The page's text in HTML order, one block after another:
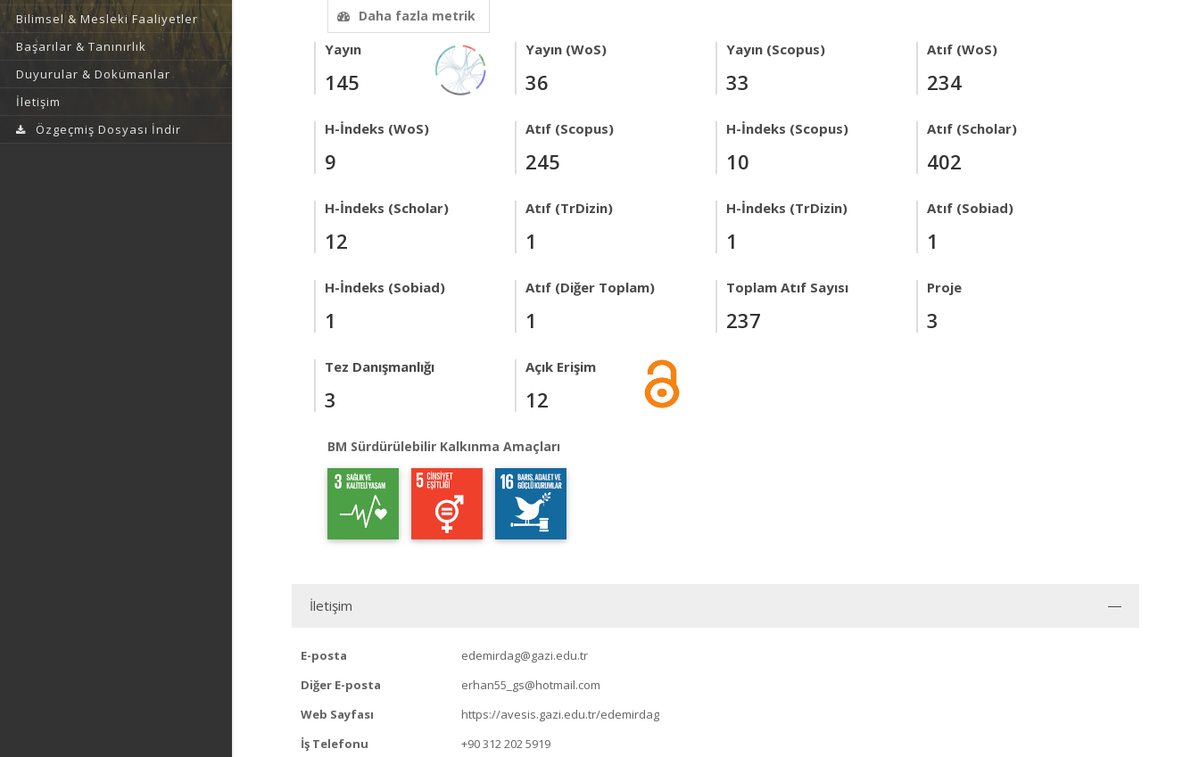
Bilimsel & Mesleki Faaliyetler
Başarılar & Tanınırlık
Duyurular & Dokümanlar
İletişim
Özgeçmiş Dosyası İndir
Daha fazla metrik
Yayın
145
Yayın (WoS)
36
Yayın (Scopus)
33
Atıf (WoS)
234
H-İndeks (WoS)
9
Atıf (Scopus)
245
H-İndeks (Scopus)
10
Atıf (Scholar)
402
H-İndeks (Scholar)
12
Atıf (TrDizin)
1
H-İndeks (TrDizin)
1
Atıf (Sobiad)
1
H-İndeks (Sobiad)
1
Atıf (Diğer Toplam)
1
Toplam Atıf Sayısı
237
Proje
3
Tez Danışmanlığı
3
Açık Erişim
12
BM Sürdürülebilir Kalkınma Amaçları
İletişim
E-posta
edemirdag@gazi.edu.tr
Diğer E-posta
erhan55_gs@hotmail.com
Web Sayfası
https://avesis.gazi.edu.tr/edemirdag
İş Telefonu
+90 312 202 5919